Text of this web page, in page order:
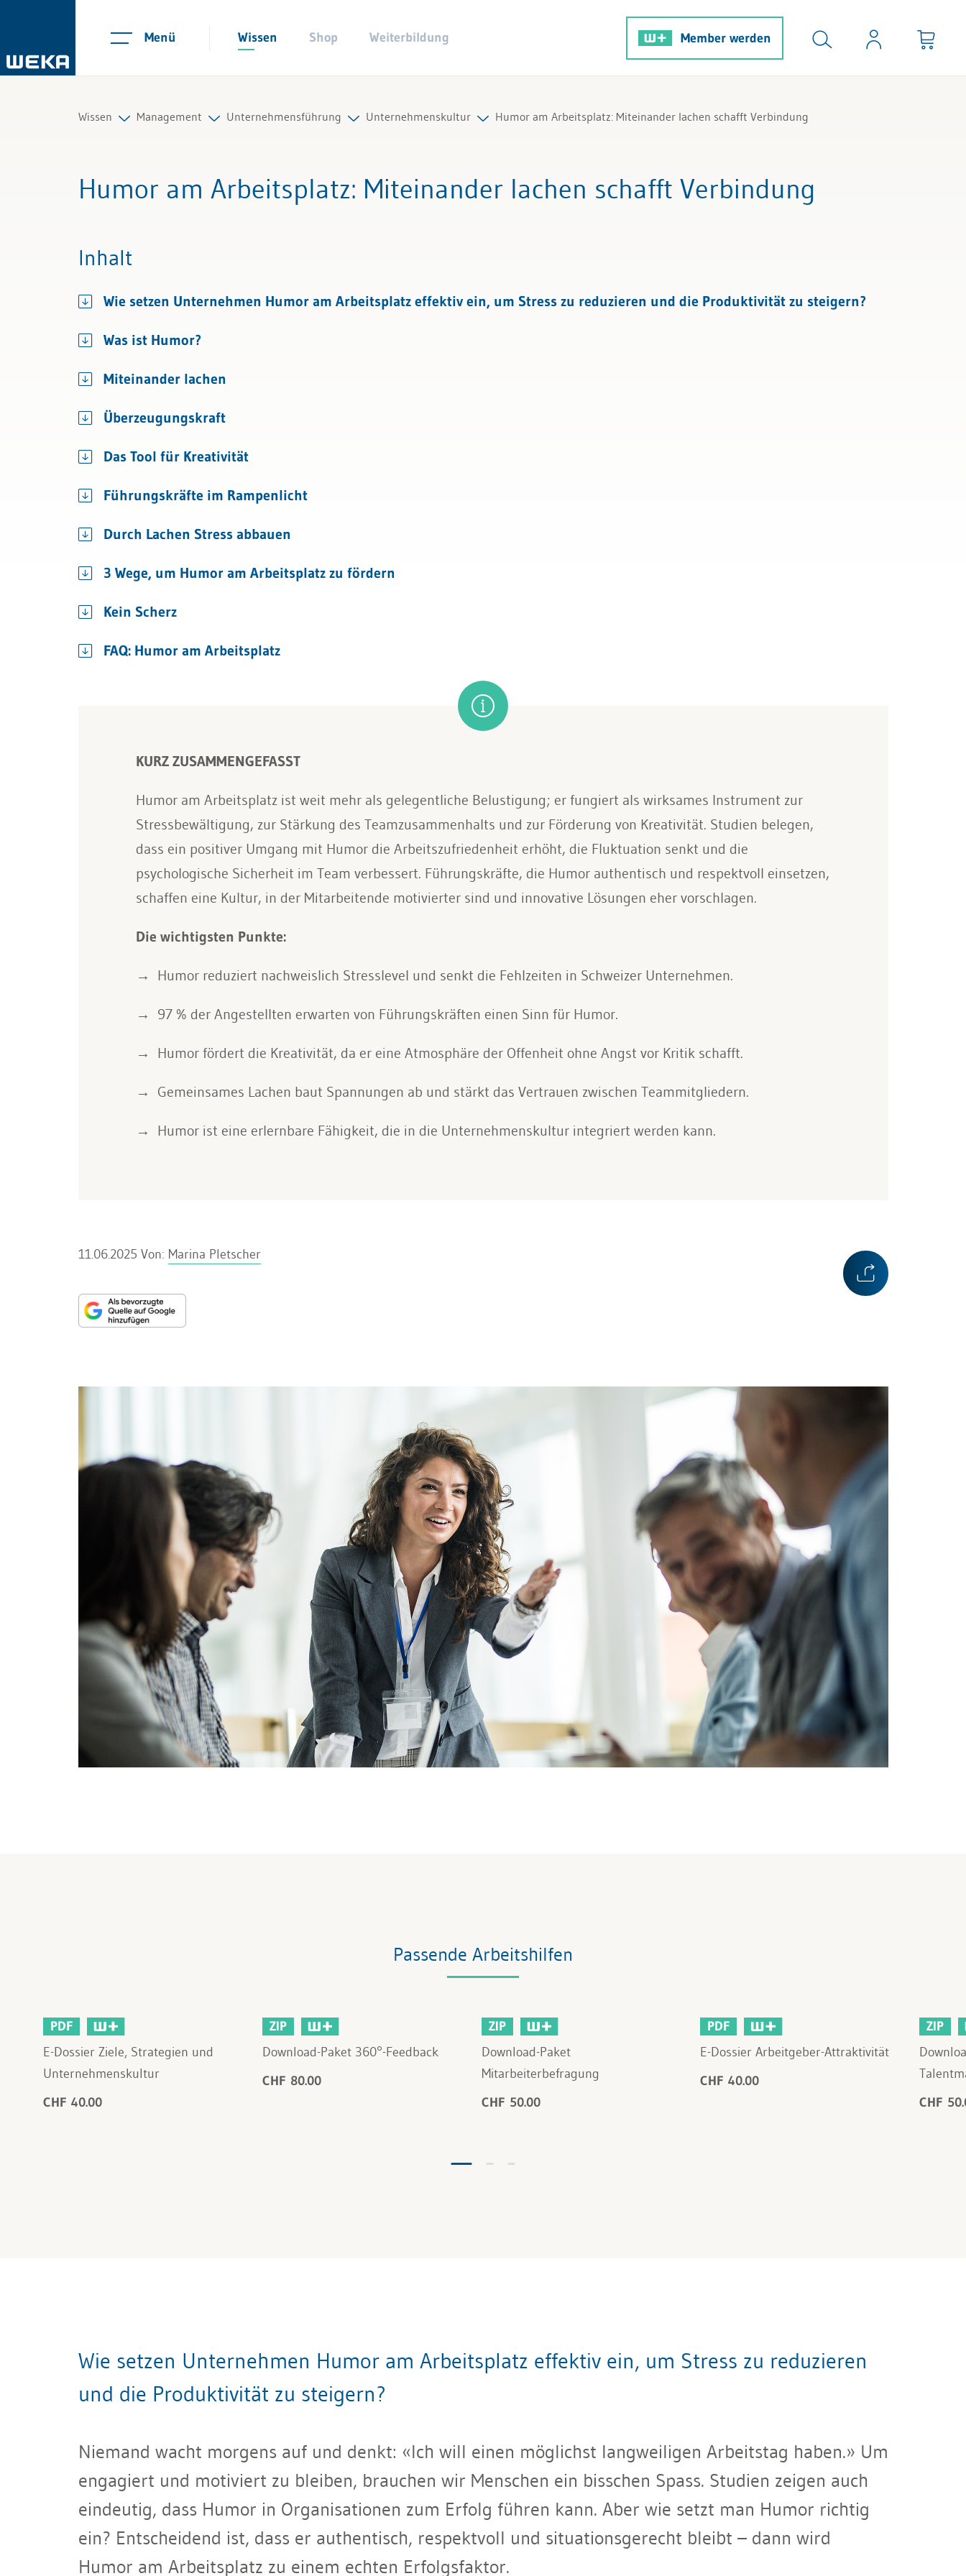
Menü Wissen Shop Weiterbildung Member werden
Wissen
Management
Finanzen & Steuern
Recht
Bau & Immobilien
Management
Unternehmensführung
Unternehmensführung
Unternehmenskultur
Nachfolgeplanung
Unternehmenskultur
Alle Arbeitshilfen
Humor am Arbeitsplatz: Miteinander lachen schafft Verbindung
Humor am Arbeitsplatz: Miteinander lachen schafft Verbindung
Inhalt
Wie setzen Unternehmen Humor am Arbeitsplatz effektiv ein, um Stress zu reduzieren und die Produktivität zu steigern?
Was ist Humor?
Miteinander lachen
Überzeugungskraft
Das Tool für Kreativität
Führungskräfte im Rampenlicht
Durch Lachen Stress abbauen
3 Wege, um Humor am Arbeitsplatz zu fördern
Kein Scherz
FAQ: Humor am Arbeitsplatz
KURZ ZUSAMMENGEFASST
Humor am Arbeitsplatz ist weit mehr als gelegentliche Belustigung; er fungiert als wirksames Instrument zur
Stressbewältigung, zur Stärkung des Teamzusammenhalts und zur Förderung von Kreativität. Studien belegen,
dass ein positiver Umgang mit Humor die Arbeitszufriedenheit erhöht, die Fluktuation senkt und die
psychologische Sicherheit im Team verbessert. Führungskräfte, die Humor authentisch und respektvoll einsetzen,
schaffen eine Kultur, in der Mitarbeitende motivierter sind und innovative Lösungen eher vorschlagen.
Die wichtigsten Punkte:
Humor reduziert nachweislich Stresslevel und senkt die Fehlzeiten in Schweizer Unternehmen.
97 % der Angestellten erwarten von Führungskräften einen Sinn für Humor.
Humor fördert die Kreativität, da er eine Atmosphäre der Offenheit ohne Angst vor Kritik schafft.
Gemeinsames Lachen baut Spannungen ab und stärkt das Vertrauen zwischen Teammitgliedern.
Humor ist eine erlernbare Fähigkeit, die in die Unternehmenskultur integriert werden kann.
11.06.2025 Von: Marina Pletscher
Passende Arbeitshilfen
PDF
E-Dossier Ziele, Strategien und
Unternehmenskultur
CHF 40.00
ZIP
Download-Paket 360°-Feedback
CHF 80.00
ZIP
Download-Paket
Mitarbeiterbefragung
CHF 50.00
PDF
E-Dossier Arbeitgeber-Attraktivität
CHF 40.00
ZIP
CHF
Wie setzen Unternehmen Humor am Arbeitsplatz effektiv ein, um Stress zu reduzieren
und die Produktivität zu steigern?
Niemand wacht morgens auf und denkt: «Ich will einen möglichst langweiligen Arbeitstag haben.» Um
engagiert und motiviert zu bleiben, brauchen wir Menschen ein bisschen Spass. Studien zeigen auch
eindeutig, dass Humor in Organisationen zum Erfolg führen kann. Aber wie setzt man Humor richtig
ein? Entscheidend ist, dass er authentisch, respektvoll und situationsgerecht bleibt – dann wird
Humor am Arbeitsplatz zu einem echten Erfolgsfaktor.